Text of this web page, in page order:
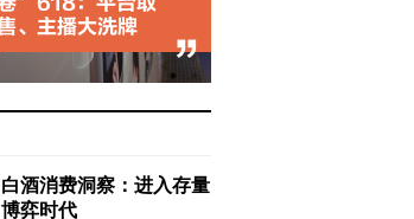
白酒消费洞察：进入存量
博弈时代